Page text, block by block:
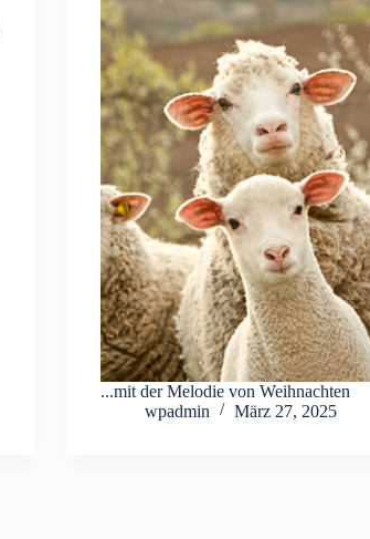
...mit der Melodie von Weihnachten
wpadmin
März 27, 2025